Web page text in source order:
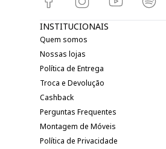
INSTITUCIONAIS
Quem somos
Nossas lojas
Política de Entrega
Troca e Devolução
Cashback
Perguntas Frequentes
Montagem de Móveis
Política de Privacidade